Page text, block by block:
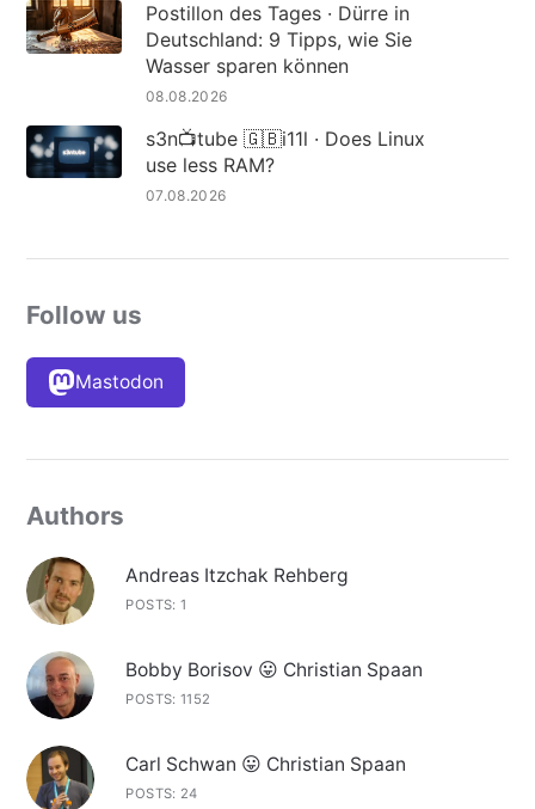
Postillon des Tages · Dürre in
Deutschland: 9 Tipps, wie Sie
Wasser sparen können
08.08.2026
s3n📺tube 🇬🇧i11l · Does Linux
use less RAM?
07.08.2026
Follow us
Mastodon
Authors
Andreas Itzchak Rehberg
POSTS: 1
Bobby Borisov 😛 Christian Spaan
POSTS: 1152
Carl Schwan 😛 Christian Spaan
POSTS: 24